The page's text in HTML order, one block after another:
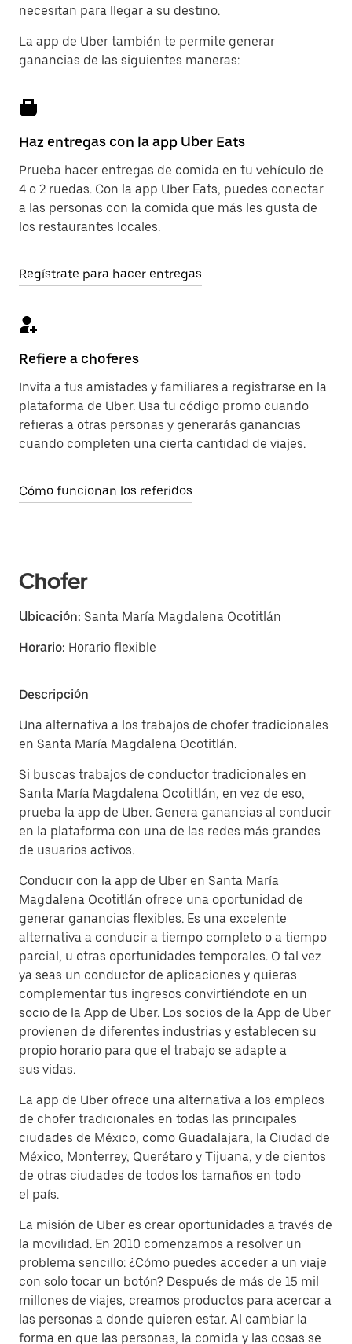
necesitan para llegar a su destino.
La app de Uber también te permite generar
ganancias de las siguientes maneras:
Haz entregas con la app Uber Eats
Prueba hacer entregas de comida en tu vehículo de
4 o 2 ruedas. Con la app Uber Eats, puedes conectar
a las personas con la comida que más les gusta de
los restaurantes locales.
Regístrate para hacer entregas
Refiere a choferes
Invita a tus amistades y familiares a registrarse en la
plataforma de Uber. Usa tu código promo cuando
refieras a otras personas y generarás ganancias
cuando completen una cierta cantidad de viajes.
Cómo funcionan los referidos
Chofer
Ubicación: Santa María Magdalena Ocotitlán
Horario: Horario flexible
Descripción
Una alternativa a los trabajos de chofer tradicionales
en Santa María Magdalena Ocotitlán.
Si buscas trabajos de conductor tradicionales en
Santa María Magdalena Ocotitlán, en vez de eso,
prueba la app de Uber. Genera ganancias al conducir
en la plataforma con una de las redes más grandes
de usuarios activos.
Conducir con la app de Uber en Santa María
Magdalena Ocotitlán ofrece una oportunidad de
generar ganancias flexibles. Es una excelente
alternativa a conducir a tiempo completo o a tiempo
parcial, u otras oportunidades temporales. O tal vez
ya seas un conductor de aplicaciones y quieras
complementar tus ingresos convirtiéndote en un
socio de la App de Uber. Los socios de la App de Uber
provienen de diferentes industrias y establecen su
propio horario para que el trabajo se adapte a
sus vidas.
La app de Uber ofrece una alternativa a los empleos
de chofer tradicionales en todas las principales
ciudades de México, como Guadalajara, la Ciudad de
México, Monterrey, Querétaro y Tijuana, y de cientos
de otras ciudades de todos los tamaños en todo
el país.
La misión de Uber es crear oportunidades a través de
la movilidad. En 2010 comenzamos a resolver un
problema sencillo: ¿Cómo puedes acceder a un viaje
con solo tocar un botón? Después de más de 15 mil
millones de viajes, creamos productos para acercar a
las personas a donde quieren estar. Al cambiar la
forma en que las personas, la comida y las cosas se